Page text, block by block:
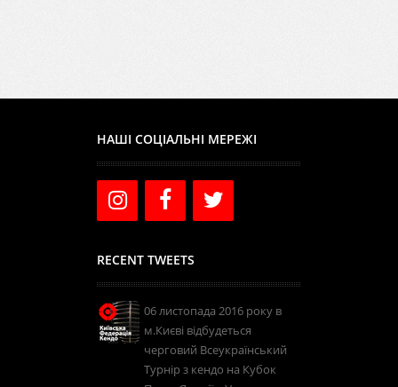
НАШІ СОЦІАЛЬНІ МЕРЕЖІ
RECENT TWEETS
06 листопада 2016 року в
м.Києві відбудеться
черговий Всеукраїнський
Турнір з кендо на Кубок